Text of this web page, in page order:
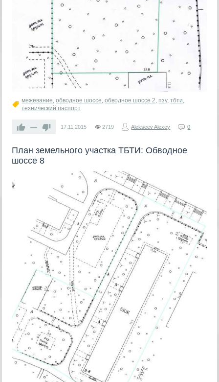
межевание ,обводное шоссе ,обводное шоссе 2 пзу,тбти
технический паспорт
— 17.11.2015 2719 Alekseev Alexey 0
План земельного участка ТБТИ: Обводное
шоссе 8